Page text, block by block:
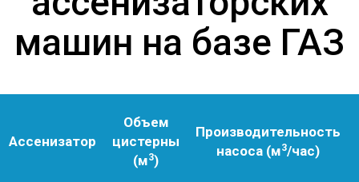
машин на базе ГАЗ
Ассенизатор
Объем
цистерны
(м3)
Производительность
насоса (м3/час)